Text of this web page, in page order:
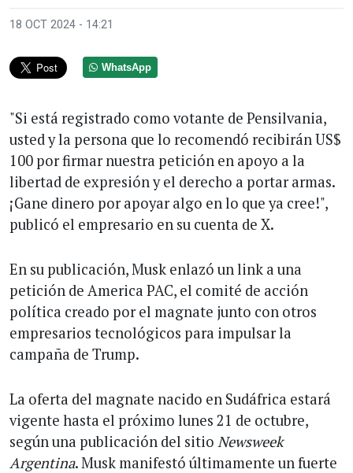
18 OCT 2024 - 14:21
WhatsApp
"Si está registrado como votante de Pensilvania,
usted y la persona que lo recomendó recibirán US$
100 por firmar nuestra petición en apoyo a la
libertad de expresión y el derecho a portar armas.
¡Gane dinero por apoyar algo en lo que ya cree!",
publicó el empresario en su cuenta de X.
En su publicación, Musk enlazó un link a una
petición de America PAC, el comité de acción
política creado por el magnate junto con otros
empresarios tecnológicos para impulsar la
campaña de Trump.
La oferta del magnate nacido en Sudáfrica estará
vigente hasta el próximo lunes 21 de octubre,
según una publicación del sitio Newsweek
Argentina. Musk manifestó últimamente un fuerte